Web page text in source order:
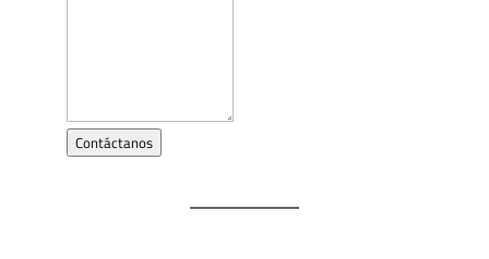
Contáctanos